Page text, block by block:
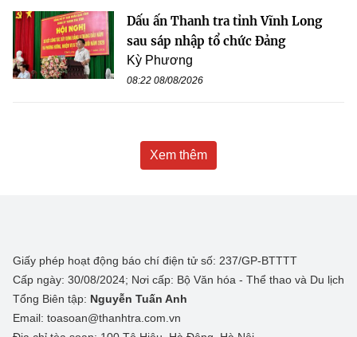
Dấu ấn Thanh tra tỉnh Vĩnh Long
sau sáp nhập tổ chức Đảng
Kỳ Phương
08:22 08/08/2026
Xem thêm
Giấy phép hoạt động báo chí điện tử số: 237/GP-BTTTT
Cấp ngày: 30/08/2024; Nơi cấp: Bộ Văn hóa - Thể thao và Du lịch
Tổng Biên tập: Nguyễn Tuấn Anh
Email: toasoan@thanhtra.com.vn